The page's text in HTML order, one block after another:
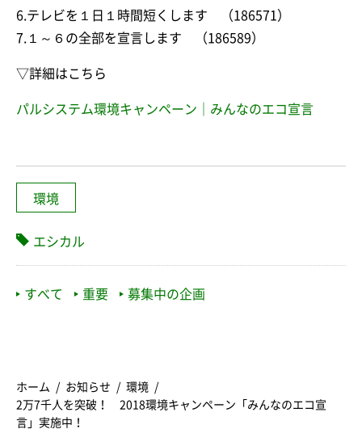
6.テレビを１日１時間短くします （186571）
7.１～６の全部を宣言します （186589）
▽詳細はこちら
パルシステム環境キャンペーン｜みんなのエコ宣言
環境
エシカル
すべて 重要 募集中の企画
ホーム お知らせ
環境
2万7千人を突破！ 2018環境キャンペーン「みんなのエコ宣
言」実施中！